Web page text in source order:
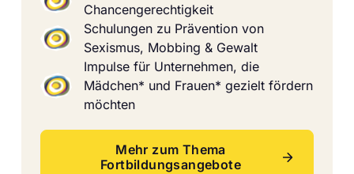
Chancengerechtigkeit
Schulungen zu Prävention von
Sexismus, Mobbing & Gewalt
Impulse für Unternehmen, die
Mädchen* und Frauen* gezielt fördern
möchten
Mehr zum Thema
Fortbildungsangebote